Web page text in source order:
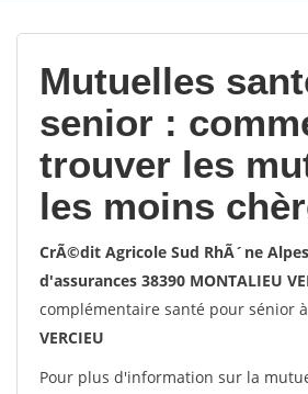
Mutuelles
senior :
trouver les
les moins
CrÃ©dit Agricole Sud RhÃ´ne
d'assurances 38390 MONTALIEU
complémentaire santé pour sénior à
VERCIEU
Pour plus d'information sur la